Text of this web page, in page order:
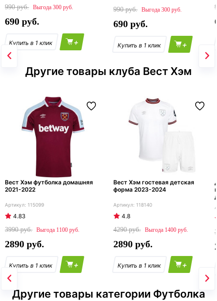
990
300
690
+
990
300
690
+
Другие товары клуба Вест Хэм
Вест Хэм футболка домашняя
2021-2022
115099
4.83
3990
1100
2890
+
Вест Хэм гостевая детская
форма 2023-2024
118140
4.8
4290
1400
2890
+
Другие товары категории Футболка